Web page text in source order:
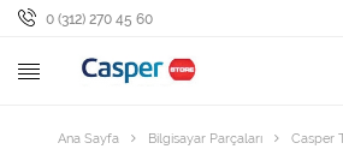
0 (312) 270 45 60
Ana Sayfa Bilgisayar Parçaları
Casper